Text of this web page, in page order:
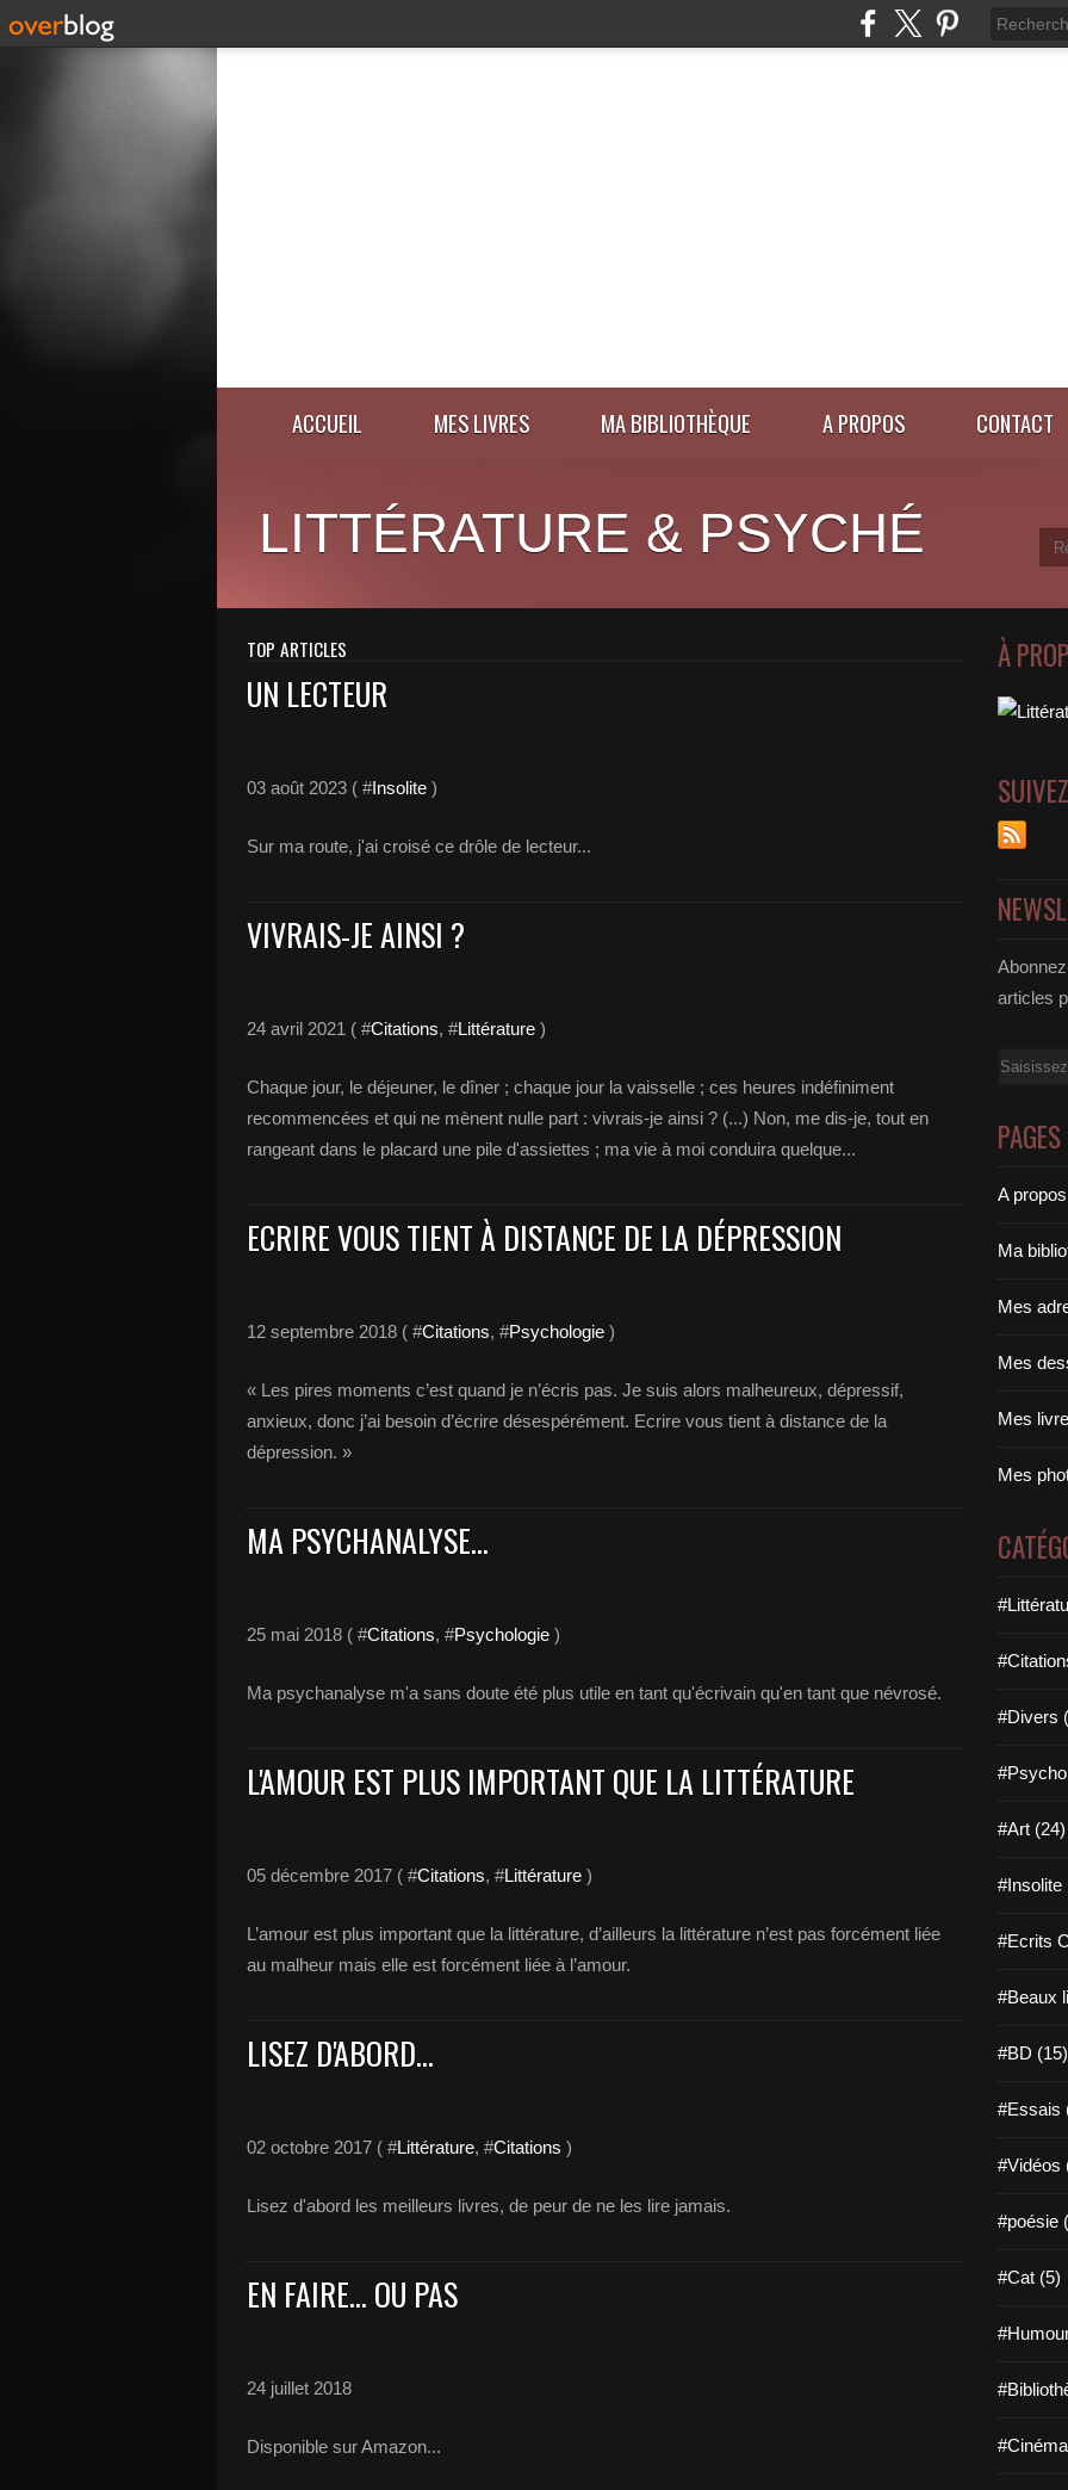
ACCUEIL MES LIVRES MA BIBLIOTHÈQUE A PROPOS CONTACT
LITTÉRATURE & PSYCHÉ
TOP ARTICLES
UN LECTEUR
03 août 2023 ( #Insolite )
Sur ma route, j'ai croisé ce drôle de lecteur...
VIVRAIS-JE AINSI ?
24 avril 2021 ( #Citations, #Littérature )
Chaque jour, le déjeuner, le dîner ; chaque jour la vaisselle ; ces heures indéfiniment
recommencées et qui ne mènent nulle part : vivrais-je ainsi ? (...) Non, me dis-je, tout en
rangeant dans le placard une pile d'assiettes ; ma vie à moi conduira quelque...
ECRIRE VOUS TIENT À DISTANCE DE LA DÉPRESSION
12 septembre 2018 ( #Citations, #Psychologie )
« Les pires moments c’est quand je n’écris pas. Je suis alors malheureux, dépressif,
anxieux, donc j’ai besoin d’écrire désespérément. Ecrire vous tient à distance de la
dépression. »
MA PSYCHANALYSE...
25 mai 2018 ( #Citations, #Psychologie )
Ma psychanalyse m'a sans doute été plus utile en tant qu'écrivain qu'en tant que névrosé.
L'AMOUR EST PLUS IMPORTANT QUE LA LITTÉRATURE
05 décembre 2017 ( #Citations, #Littérature )
L’amour est plus important que la littérature, d’ailleurs la littérature n’est pas forcément liée
au malheur mais elle est forcément liée à l’amour.
LISEZ D'ABORD...
02 octobre 2017 ( #Littérature, #Citations )
Lisez d'abord les meilleurs livres, de peur de ne les lire jamais.
EN FAIRE... OU PAS
24 juillet 2018
Disponible sur Amazon...
À
articles
Email
PAGES
A propos
Ma
Mes
Mes
Mes
Mes
#Divers
#Art (24)
#Insolite
#Ecrits
#Beaux
#BD (15)
#Essais
#Vidéos
#poésie
#Cat (5)